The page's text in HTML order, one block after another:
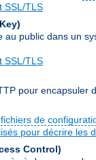
SSL/TLS
au public dans un
SSL/TLS
pour encapsuler
fichiers de
pour décrire les
Control)